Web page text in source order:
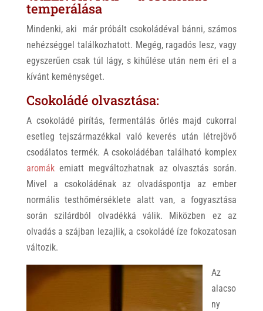
temperálása
Mindenki, aki már próbált csokoládéval bánni, számos
nehézséggel találkozhatott. Megég, ragadós lesz, vagy
egyszerűen csak túl lágy, s kihűlése után nem éri el a
kívánt keménységet.
Csokoládé olvasztása:
A csokoládé pirítás, fermentálás őrlés majd cukorral
esetleg tejszármazékkal való keverés után létrejövő
csodálatos termék. A csokoládéban található komplex
aromákemiatt megváltozhatnak az olvasztás során.
Mivel a csokoládénak az olvadáspontja az ember
normális testhőmérséklete alatt van, a fogyasztása
során szilárdból olvadékká válik. Miközben ez az
olvadás a szájban lezajlik, a csokoládé íze fokozatosan
változik.
Az
alacso
ny